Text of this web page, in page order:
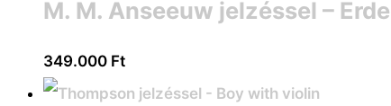
M. M. Anseeuw jelzéssel –
349.000 Ft